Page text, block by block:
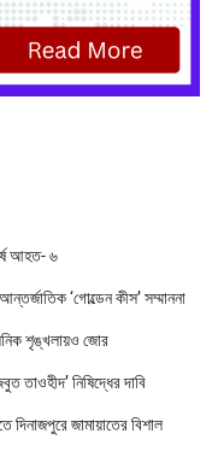
আহত- ৬
‘গোল্ডেন কীস’ সম্মাননা
শৃঙ্খলায়ও জোর
তাওহীদ’ নিষিদ্ধের দাবি
দিনাজপুরে জামায়াতের বিশাল